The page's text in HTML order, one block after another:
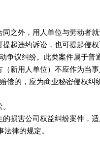
之外，用人单位与劳动者
起违约诉讼，也可提起侵权
争议纠纷。此类案件属于普
新用人单位）不应作为当事
偿的，应为商业秘密侵权纠
损害公司权益纠纷案件，
律的规定。